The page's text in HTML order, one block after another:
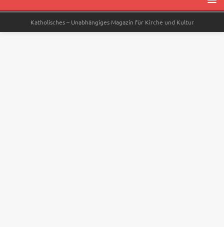
Katholisches – Unabhängiges Magazin für Kirche und Kultur